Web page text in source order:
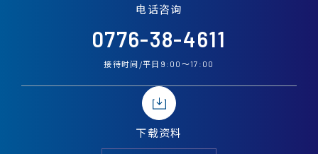
电话咨询
0776-38-4611
接待时间/平日 9:00 〜17:00
下载资料